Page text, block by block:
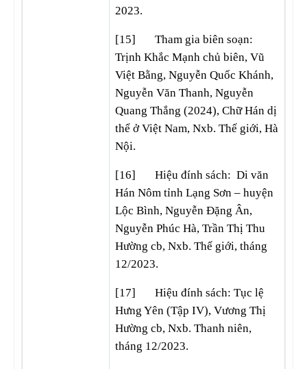
2023.
[15] Tham gia biên soạn:
Trịnh Khắc Mạnh chủ biên, Vũ
Việt Bằng, Nguyễn Quốc Khánh,
Nguyễn Văn Thanh, Nguyễn
Quang Thắng (2024), Chữ Hán dị
thể ở Việt Nam, Nxb. Thế giới, Hà
Nội.
[16] Hiệu đính sách: Di văn
Hán Nôm tỉnh Lạng Sơn – huyện
Lộc Bình, Nguyễn Đặng Ân,
Nguyễn Phúc Hà, Trần Thị Thu
Hường cb, Nxb. Thế giới, tháng
12/2023.
[17] Hiệu đính sách: Tục lệ
Hưng Yên (Tập IV), Vương Thị
Hường cb, Nxb. Thanh niên,
tháng 12/2023.